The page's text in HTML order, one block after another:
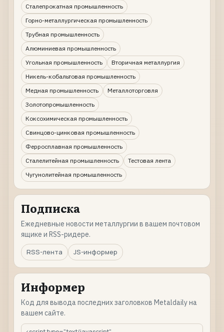
Сталепрокатная промышленность
Горно-металлургическая промышленность
Трубная промышленность
Алюминиевая промышленность
Угольная промышленность
Вторичная металлургия
Никель-кобальтовая промышленность
Медная промышленность
Металлоторговля
Золотопромышленность
Коксохимическая промышленность
Свинцово-цинковая промышленность
Ферросплавная промышленность
Сталелитейная промышленность
Тестовая лента
Чугунолитейная промышленность
Подписка
Ежедневные новости металлургии в вашем почтовом
ящике и RSS-ридере.
RSS-лента
JS-информер
Информер
Код для вывода последних заголовков Metaldaily на
вашем сайте.